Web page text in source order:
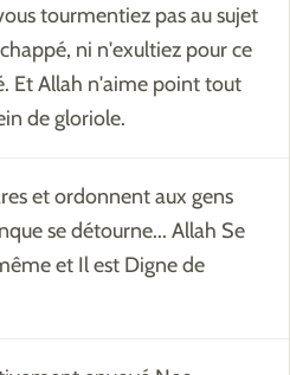
tourmentiez pas au sujet
ni n'exultiez pour ce
Et Allah n'aime point tout
de gloriole.
et ordonnent aux gens
se détourne... Allah Se
et Il est Digne de